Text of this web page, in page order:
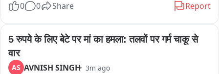
का माहौल बन गया। पास में खड़े स्थानीय लोग और मवेशी जान बचाने के
में कैद हो गई, जिसका फुटेज अब सामने आया है। गनीमत यह रही कि इस
घटना में कोई जनहानि नहीं हुई, लेकिन ट्रांसफॉर्मर में धमाके के कारण क्षेत्र
की बिजली आपूर्ति बाधित हो गई।
0 0 Share Report
5 रुपये के लिए बेटे पर मां का हमला: तलवों पर गर्म चाकू से
वार
AS AVNISH SINGH 3m ago